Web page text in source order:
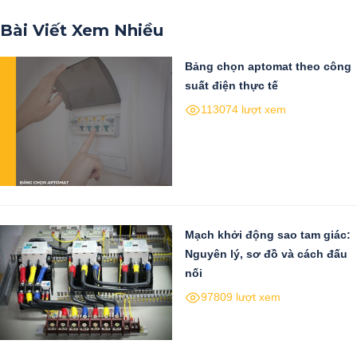
Bài Viết Xem Nhiều
Bảng chọn aptomat theo công
suất điện thực tế
113074 lượt xem
Mạch khởi động sao tam giác:
Nguyên lý, sơ đồ và cách đấu
nối
97809 lượt xem